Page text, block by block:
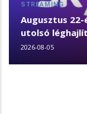
STREAMING
Augusztus 22-
utolsó
2026-08-05